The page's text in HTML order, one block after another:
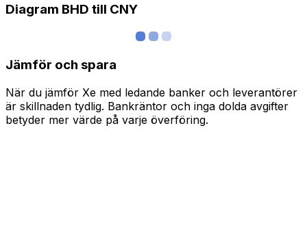
Diagram BHD till CNY
Jämför och spara
När du jämför Xe med ledande banker och leverantörer
är skillnaden tydlig. Bankräntor och inga dolda avgifter
betyder mer värde på varje överföring.